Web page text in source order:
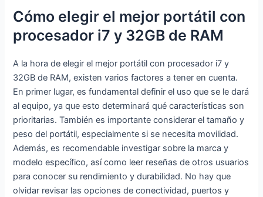
Cómo elegir el mejor portátil con
procesador i7 y 32GB de RAM
A la hora de elegir el mejor portátil con procesador i7 y
32GB de RAM, existen varios factores a tener en cuenta.
En primer lugar, es fundamental definir el uso que se le dará
al equipo, ya que esto determinará qué características son
prioritarias. También es importante considerar el tamaño y
peso del portátil, especialmente si se necesita movilidad.
Además, es recomendable investigar sobre la marca y
modelo específico, así como leer reseñas de otros usuarios
para conocer su rendimiento y durabilidad. No hay que
olvidar revisar las opciones de conectividad, puertos y